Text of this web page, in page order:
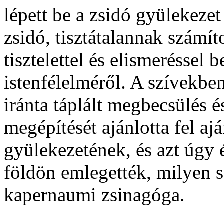
lépett be a zsidó
zsidó, tisztátalannak
tisztelettel és elismeréssel
istenfélelméről. A
iránta táplált megbecsülés
megépítését ajánlotta fel
gyülekezetének, és azt úgy
földön emlegették, milyen
kapernaumi zsinagóga.